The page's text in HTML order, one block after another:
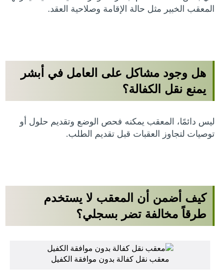
المعقب الخبير مثل حالة الإقامة وصلاحية العقد.
هل وجود مشاكل على العامل في أبشر
يمنع نقل الكفالة؟
ليس دائمًا، المعقب يمكنه فحص الوضع وتقديم حلول أو
توصيات لتجاوز العقبات قبل تقديم الطلب.
كيف أضمن أن المعقب لا يستخدم
طرقاً مخالفة تضر بسجلي؟
معقب نقل كفالة بدون موافقة الكفيل